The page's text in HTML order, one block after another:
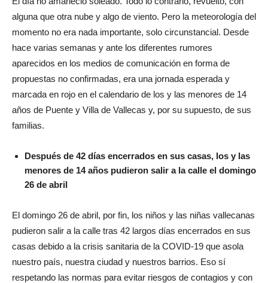
alguna que otra nube y algo de viento. Pero la meteorología del
momento no era nada importante, solo circunstancial. Desde
hace varias semanas y ante los diferentes rumores
aparecidos en los medios de comunicación en forma de
propuestas no confirmadas, era una jornada esperada y
marcada en rojo en el calendario de los y las menores de 14
años de Puente y Villa de Vallecas y, por su supuesto, de sus
familias.
Después de 42 días encerrados en sus casas, los y las
menores de 14 años pudieron salir a la calle el domingo
26 de abril
El domingo 26 de abril, por fin, los niños y las niñas vallecanas
pudieron salir a la calle tras 42 largos días encerrados en sus
casas debido a la crisis sanitaria de la COVID-19 que asola
nuestro país, nuestra ciudad y nuestros barrios. Eso sí
respetando las normas para evitar riesgos de contagios y con